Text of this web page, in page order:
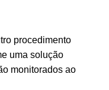
procedimento
uma solução
monitorados ao